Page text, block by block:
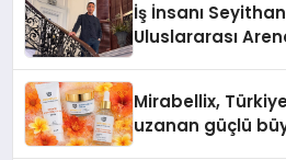
İş İnsanı
Uluslararası
Mirabellix,
uzanan güçlü